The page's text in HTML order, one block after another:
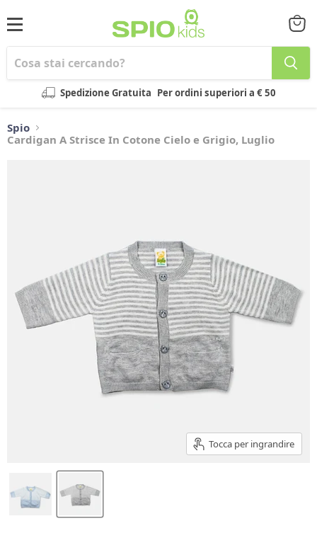
Menu
Spedizione Gratuita Per ordini superiori a € 50
il
Spio
Cardigan A Strisce In Cotone Cielo e Grigio, Luglio
Tocca per ingrandire